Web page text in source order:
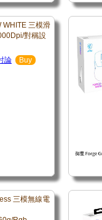
WHITE 三模滑
對稱設
論 Buy
三模無線電